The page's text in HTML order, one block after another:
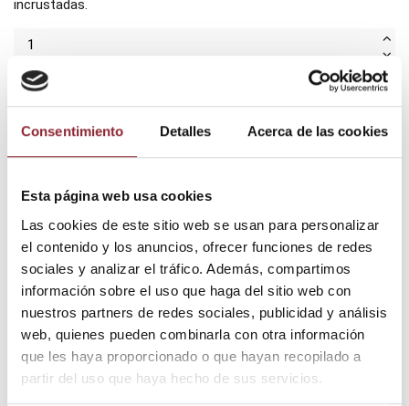
Consentimiento Detalles Acerca de las cookies
Esta página web usa cookies
Las cookies de este sitio web se usan para personalizar
el contenido y los anuncios, ofrecer funciones de redes
sociales y analizar el tráfico. Además, compartimos
información sobre el uso que haga del sitio web con
nuestros partners de redes sociales, publicidad y análisis
web, quienes pueden combinarla con otra información
que les haya proporcionado o que hayan recopilado a
partir del uso que haya hecho de sus servicios.
incrustadas.
Envío gratis +60€
Pago seguro
Entrega 24/72h
DESCUBRE NUESTRA TIENDA FÍSICA